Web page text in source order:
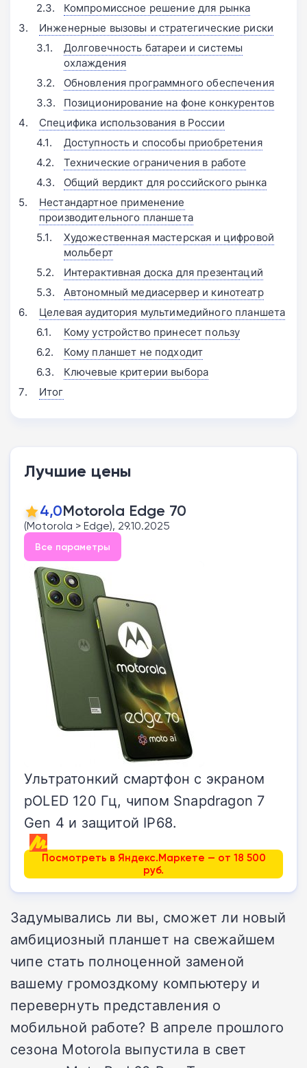
Компромиссное решение для рынка
Инженерные вызовы и стратегические риски
Долговечность батареи и системы
охлаждения
Обновления программного обеспечения
Позиционирование на фоне конкурентов
Специфика использования в России
Доступность и способы приобретения
Технические ограничения в работе
Общий вердикт для российского рынка
Нестандартное применение
производительного планшета
Художественная мастерская и цифровой
мольберт
Интерактивная доска для презентаций
Автономный медиасервер и кинотеатр
Целевая аудитория мультимедийного планшета
Кому устройство принесет пользу
Кому планшет не подходит
Ключевые критерии выбора
Итог
Лучшие цены
4,0Motorola Edge 70
(Motorola > Edge), 29.10.2025
Все параметры
Ультратонкий смартфон с экраном
pOLED 120 Гц, чипом Snapdragon 7
Gen 4 и защитой IP68.
Посмотреть в Яндекс.Маркете — от 18 500
руб.
Задумывались ли вы, сможет ли новый
амбициозный планшет на свежайшем
чипе стать полноценной заменой
вашему громоздкому компьютеру и
перевернуть представления о
мобильной работе? В апреле прошлого
сезона Motorola выпустила в свет